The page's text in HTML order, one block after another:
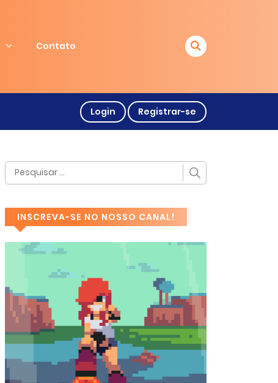
Contato
Login Registrar-se
INSCREVA-SE NO NOSSO CANAL!